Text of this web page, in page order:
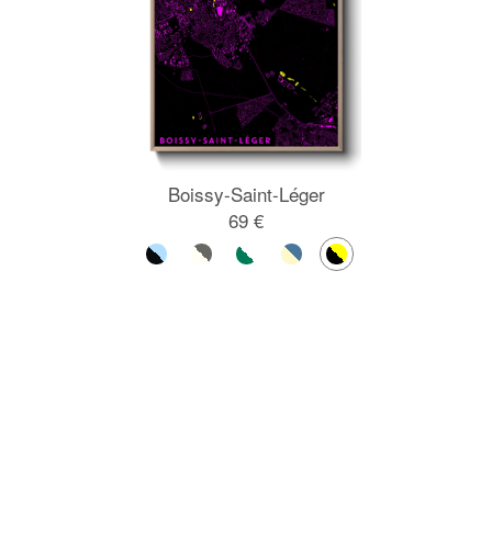
Boissy-Saint-Léger
69 €